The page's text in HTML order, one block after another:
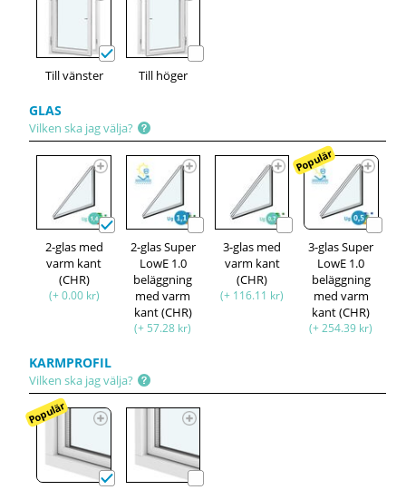
Till vänster Till höger
GLAS
Vilken ska jag välja?
2-glas med
varm kant
(CHR)
(+ 0.00 kr)
2-glas Super
LowE 1.0
beläggning
med varm
kant (CHR)
(+ 57.28 kr)
3-glas med
varm kant
(CHR)
(+ 116.11 kr)
Populär
3-glas Super
LowE 1.0
beläggning
med varm
kant (CHR)
(+ 254.39 kr)
KARMPROFIL
Vilken ska jag välja?
Populär